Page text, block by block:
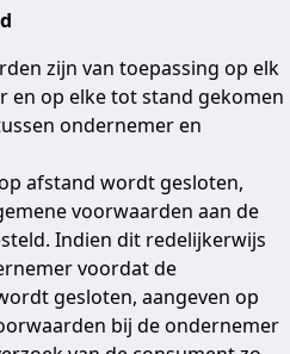
zijn van toepassing op elk
en op elke tot stand gekomen
ondernemer en
afstand wordt gesloten,
voorwaarden aan de
Indien dit redelijkerwijs
voordat de
gesloten, aangeven op
bij de ondernemer